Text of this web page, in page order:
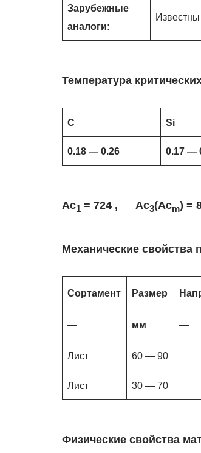
Зарубежные
аналоги:
Известны
Температура
C Si
0.18 — 0.26 0.17 —
Ac1 = 724 , Ac3(Acm) =
Механические свойства
Сортамент Размер
— мм —
Лист 60 — 90
Лист 30 — 70
Физические свойства